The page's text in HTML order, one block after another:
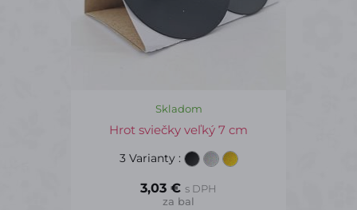
Skladom
Hrot sviečky veľký 7 cm
3 Varianty :
3,03 € s DPH
za bal